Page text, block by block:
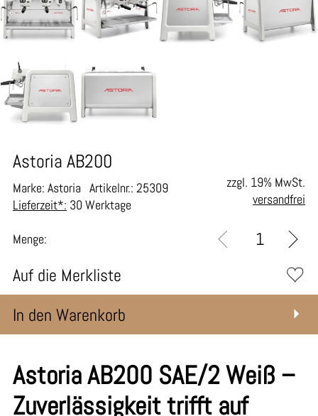
Astoria AB200
Marke: Astoria Artikelnr.: 25309
Lieferzeit*: 30 Werktage
zzgl. 19% MwSt.
versandfrei
Menge:
Auf die Merkliste
In den Warenkorb
Astoria AB200 SAE/2 Weiß –
Zuverlässigkeit trifft auf